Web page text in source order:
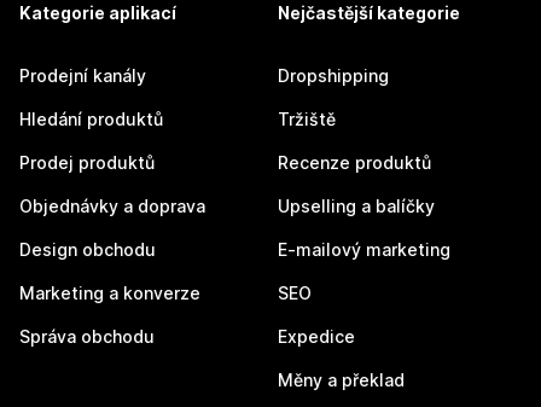
Kategorie aplikací
Prodejní kanály
Hledání produktů
Prodej produktů
Objednávky a doprava
Design obchodu
Marketing a konverze
Správa obchodu
Nejčastější kategorie
Dropshipping
Tržiště
Recenze produktů
Upselling a balíčky
E-mailový marketing
SEO
Expedice
Měny a překlad